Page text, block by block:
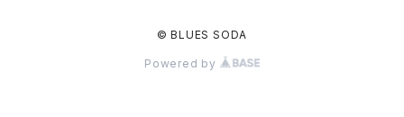
© BLUES SODA
Powered by